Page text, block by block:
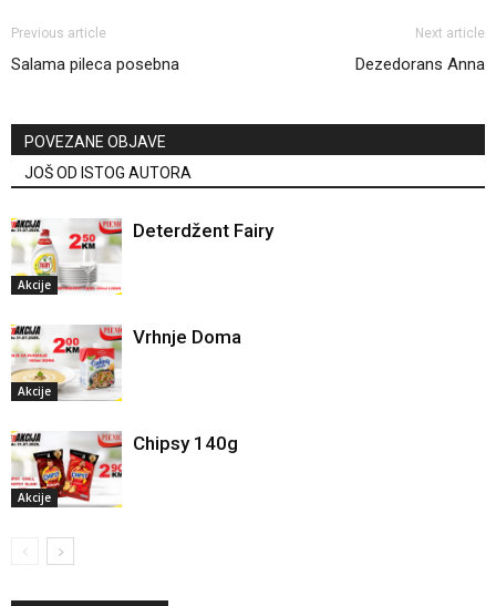
Previous article
Salama pileca posebna
Next article
Dezedorans Anna
POVEZANE OBJAVE
JOŠ OD ISTOG AUTORA
Akcije
Deterdžent Fairy
Akcije
Vrhnje Doma
Akcije
Chipsy 140g